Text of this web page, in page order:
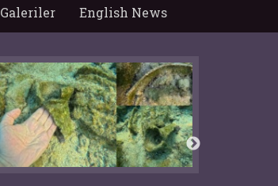
Galeriler English News